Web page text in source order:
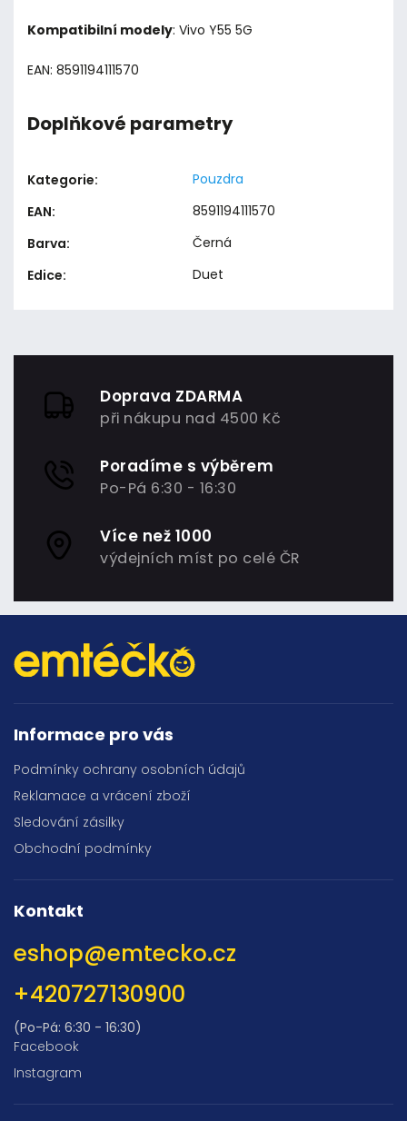
Kompatibilní modely: Vivo Y55 5G
EAN: 8591194111570
Doplňkové parametry
Kategorie:
Pouzdra
EAN:
8591194111570
Barva:
Černá
Edice: Duet
Doprava ZDARMA
při nákupu nad 4500 Kč
Poradíme s výběrem
Po-Pá 6:30 - 16:30
Více než 1000
výdejních míst po celé ČR
Informace pro vás
Podmínky ochrany osobních údajů
Reklamace a vrácení zboží
Sledování zásilky
Obchodní podmínky
Kontakt
eshop@emtecko.cz
+420727130900
(Po-Pá: 6:30 - 16:30)
Facebook
Instagram